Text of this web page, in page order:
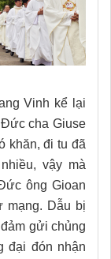
Vinh kể lại
cha Giuse
khăn, đi tu đã
vậy mà
ông Gioan
mạng. Dẫu bị
gửi chủng
đại đón nhận